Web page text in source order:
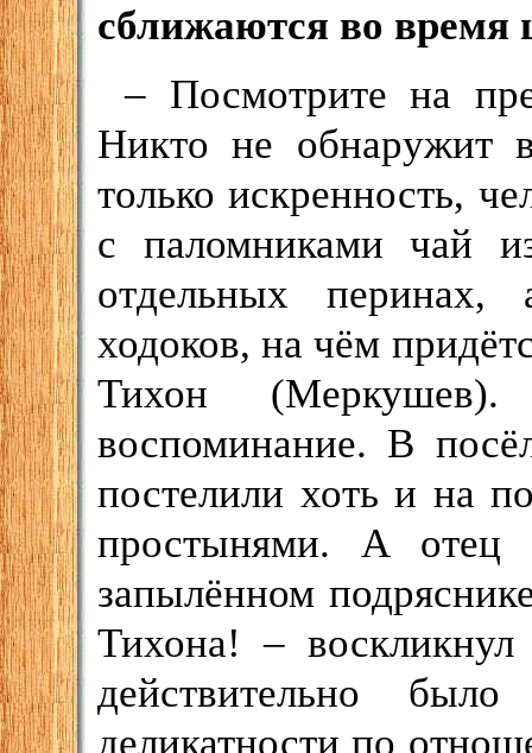
сближаются во время
– Посмотрите на
Никто не обнаружит
только искренность,
с паломниками чай
отдельных перинах,
ходоков, на чём
Тихон
воспоминание. В
постелили хоть и на
простынями. А
запылённом
Тихона! –
действительно
деликатности по